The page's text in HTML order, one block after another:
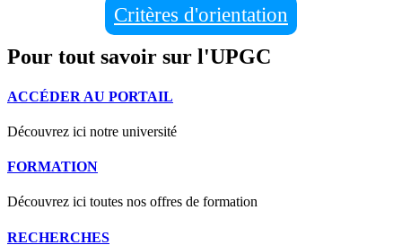
Critères d'orientation
Pour tout savoir sur l'UPGC
ACCÉDER AU PORTAIL
Découvrez ici notre université
FORMATION
Découvrez ici toutes nos offres de formation
RECHERCHES